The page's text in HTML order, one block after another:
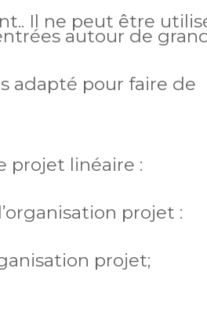
Il ne peut être
autour de
adapté pour faire de
projet linéaire :
projet :
projet;